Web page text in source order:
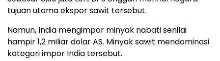
tujuan utama ekspor sawit tersebut.
Namun, India mengimpor minyak nabati senilai
hampir 1,2 miliar dolar AS. Minyak sawit mendominasi
kategori impor India tersebut.